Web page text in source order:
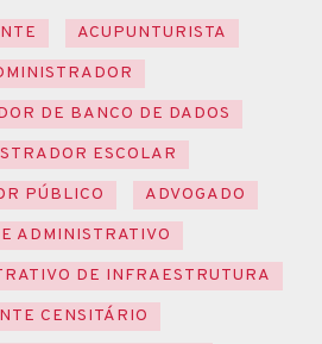
ACUPUNTURISTA
DE BANCO DE DADOS
ESCOLAR
PÚBLICO
ADVOGADO
ADMINISTRATIVO
DE INFRAESTRUTURA
CENSITÁRIO